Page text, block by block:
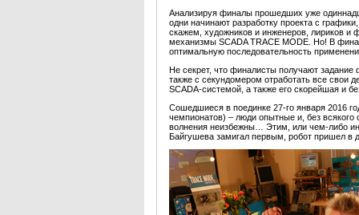
Анализируя финалы прошедших уже
одни начинают разработку проекта с
скажем, художников и инженеров, лириков и
механизмы SCADA TRACE MODE. Но! В
оптимальную последовательность
Не секрет, что финалисты получают
также с секундомером отработать все свои
SCADA-системой, а также его скорейшая и
Сошедшиеся в поединке 27-го января 2016
чемпионатов) – люди опытные и, без
волнения неизбежны… Этим, или чем-либо
Байгушева замигал первым, робот пришел в